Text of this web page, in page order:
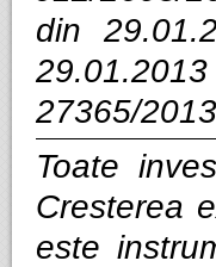
din
27365/2013
Toate
Cresterea
este